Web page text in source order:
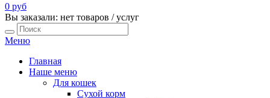
0 руб
Вы заказали: нет товаров / услуг
Меню
Главная
Наше меню
Для кошек
Сухой корм